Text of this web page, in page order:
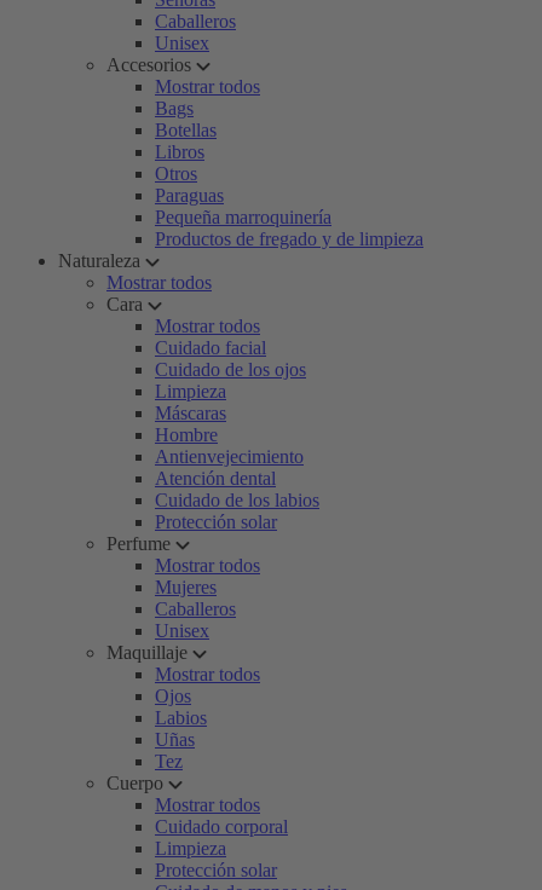
Caballeros
Unisex
Accesorios
Mostrar todos
Bags
Botellas
Libros
Otros
Paraguas
Pequeña marroquinería
Productos de fregado y de limpieza
Naturaleza
Mostrar todos
Cara
Mostrar todos
Cuidado facial
Cuidado de los ojos
Limpieza
Máscaras
Hombre
Antienvejecimiento
Atención dental
Cuidado de los labios
Protección solar
Perfume
Mostrar todos
Mujeres
Caballeros
Unisex
Maquillaje
Mostrar todos
Ojos
Labios
Uñas
Tez
Cuerpo
Mostrar todos
Cuidado corporal
Limpieza
Protección solar